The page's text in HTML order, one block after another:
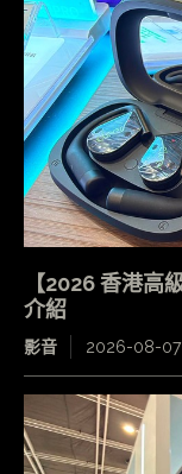
【2026 香港
介紹
影音 2026-08-07